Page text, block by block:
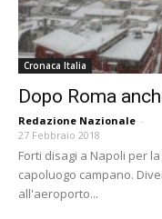
Cronaca Italia
Dopo Roma
Redazione Nazionale -
27 Febbraio 2018
Forti disagi a Napoli per
capoluogo campano.
all'aeroporto...